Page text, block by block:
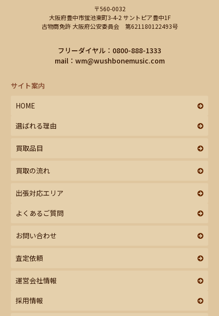
〒560-0032
大阪府豊中市蛍池東町3-4-2 サントピア豊中1F
古物商免許 大阪府公安委員会 第621180122493号
フリーダイヤル：0800-888-1333
mail： wm@wushbonemusic.com
サイト案内
HOME
選ばれる理由
買取品目
買取の流れ
出張対応エリア
よくあるご質問
お問い合わせ
査定依頼
運営会社情報
採用情報